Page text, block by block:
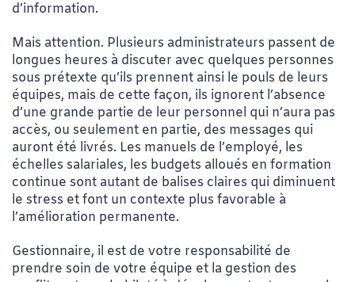
d’information.
Mais attention. Plusieurs administrateurs passent de
longues heures à discuter avec quelques personnes
sous prétexte qu’ils prennent ainsi le pouls de leurs
équipes, mais de cette façon, ils ignorent l’absence
d’une grande partie de leur personnel qui n’aura pas
accès, ou seulement en partie, des messages qui
auront été livrés. Les manuels de l’employé, les
échelles salariales, les budgets alloués en formation
continue sont autant de balises claires qui diminuent
le stress et font un contexte plus favorable à
l’amélioration permanente.
Gestionnaire, il est de votre responsabilité de
prendre soin de votre équipe et la gestion des